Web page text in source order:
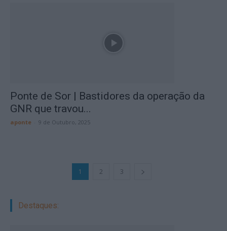
Ponte de Sor | Bastidores da operação da
GNR que travou...
aponte 9 de Outubro, 2025
1 2 3
Destaques: